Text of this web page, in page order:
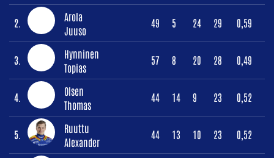
2.
Arola
Juuso
49 5 24 29 0,59
3.
Hynninen
Topias
57 8 20 28 0,49
4.
Olsen
Thomas
44 14 9 23 0,52
5.
Ruuttu
Alexander
44 13 10 23 0,52